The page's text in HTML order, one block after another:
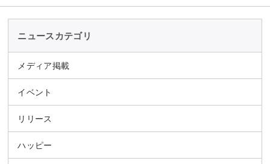
ニュースカテゴリ
メディア掲載
イベント
リリース
ハッピー